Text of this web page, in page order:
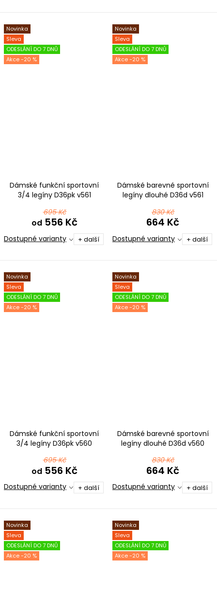
Novinka
Sleva
ODESLÁNÍ DO 7 DNŮ
-20 %
Dámské funkční sportovní
3/4 legíny D36pk v561
695 Kč
od556 Kč
Dostupné varianty + další
Novinka
Sleva
ODESLÁNÍ DO 7 DNŮ
-20 %
Dámské barevné sportovní
legíny dlouhé D36d v561
830 Kč
664 Kč
Dostupné varianty + další
Novinka
Sleva
ODESLÁNÍ DO 7 DNŮ
-20 %
Dámské funkční sportovní
3/4 legíny D36pk v560
695 Kč
od556 Kč
Dostupné varianty + další
Novinka
Sleva
ODESLÁNÍ DO 7 DNŮ
-20 %
Dámské barevné sportovní
legíny dlouhé D36d v560
830 Kč
664 Kč
Dostupné varianty + další
Novinka
Sleva
ODESLÁNÍ DO 7 DNŮ
-20 %
Novinka
Sleva
ODESLÁNÍ DO 7 DNŮ
-20 %